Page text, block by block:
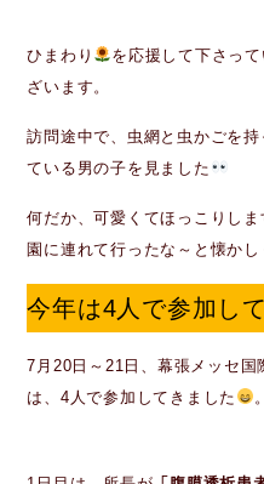
ひまわり
を応援して下さっ
ざいます。
訪問途中で、虫網と虫かごを持
ている男の子を見ました
何だか、可愛くてほっこりし
園に連れて行ったな～と懐かし
今年は4人で参加し
7月20日～21日、幕張メッセ
は、4人で参加してきました
。